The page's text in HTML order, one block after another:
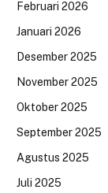
Februari 2026
Januari 2026
Desember 2025
November 2025
Oktober 2025
September 2025
Agustus 2025
Juli 2025